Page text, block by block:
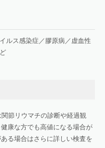
ルス感染症／膠原病／虚血性
節リウマチの診断や経過観
康な方でも高値になる場合が
る場合はさらに詳しい検査を